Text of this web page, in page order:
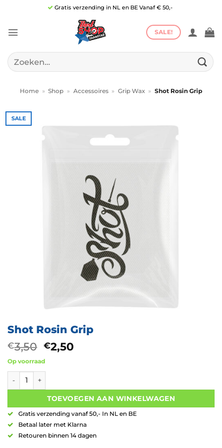
inhoud
Gratis verzending in NL en BE Vanaf € 50,-
SALE!
Zoeken
naar:
Home » Shop » Accessoires » Grip Wax » Shot Rosin Grip
SALE
Shot Rosin Grip
€3,50 Oorspronkelijke
prijs
was:
€2,50Huidige
Op voorraad
Shot Rosin Grip aantal
TOEVOEGEN AAN WINKELWAGEN
Gratis verzending vanaf 50,- In NL en BE
Betaal later met Klarna
Retouren binnen 14 dagen